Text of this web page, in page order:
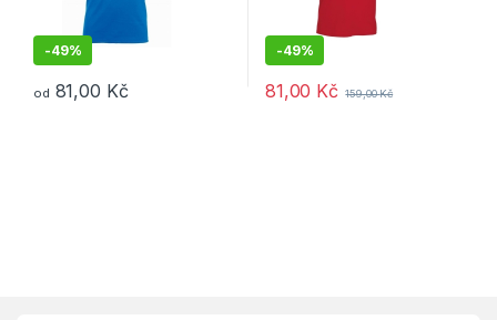
-49%
od 81,00 Kč
-49%
81,00 Kč 159,00Kč